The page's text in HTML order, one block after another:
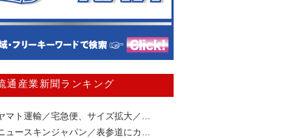
通産業新聞ランキング
マト運輸／宅急便、サイズ拡大／…
ュースキンジャパン／表参道にカ…